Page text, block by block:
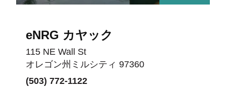
eNRG カヤック
115 NE Wall St
オレゴン州ミルシティ 97360
(503) 772-1122